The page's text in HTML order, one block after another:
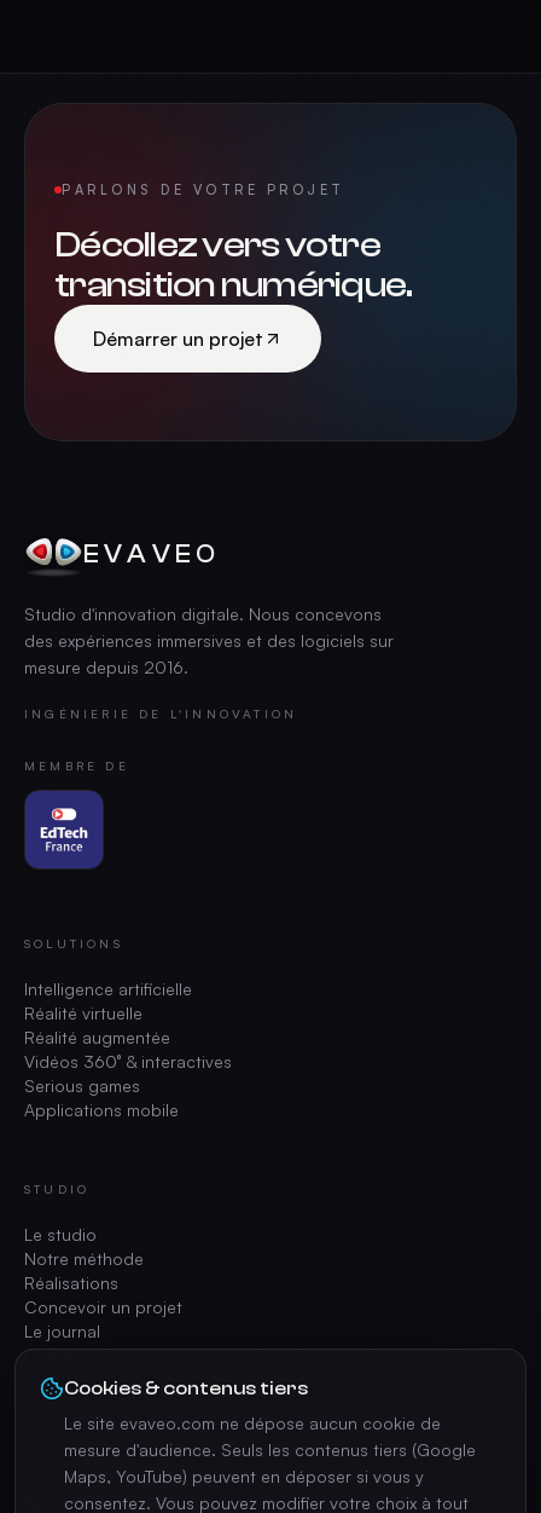
PARLONS DE VOTRE PROJET
Décollez vers votre
transition numérique.
Démarrer un projet
EVAVEO
Studio d'innovation digitale. Nous concevons
des expériences immersives et des logiciels sur
mesure depuis 2016.
INGÉNIERIE DE L'INNOVATION
MEMBRE DE
SOLUTIONS
Intelligence artificielle
Réalité virtuelle
Réalité augmentée
Vidéos 360° & interactives
Serious games
Applications mobile
STUDIO
Le studio
Notre méthode
Réalisations
Concevoir un projet
Le journal
Contact
CONTACT
contact@evaveo.com
+33 4 74 70 42 35
Cookies & contenus tiers
Le site evaveo.com ne dépose aucun cookie de
mesure d'audience. Seuls les contenus tiers (Google
Maps, YouTube) peuvent en déposer si vous y
consentez. Vous pouvez modifier votre choix à tout